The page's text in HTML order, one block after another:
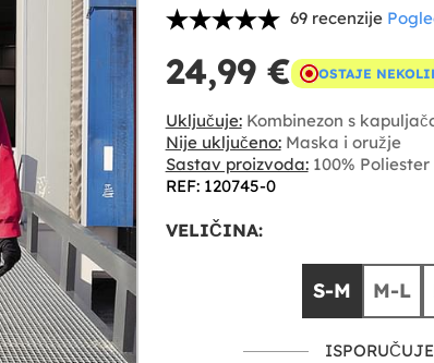
69 recenzije
24,99 € OSTAJE
Uključuje:Kombinezon s
Nije uključeno:Maska i oružje
Sastav proizvoda:100% Poliester
REF: 120745-0
VELIČINA:
S-M M-L